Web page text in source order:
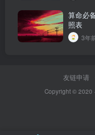
算命必
照表
3年
友链申请
Copyright © 2020 ·